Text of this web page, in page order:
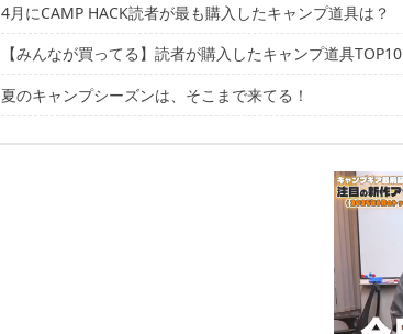
4月にCAMP HACK読者が最も購入したキャンプ道具は？
【みんなが買ってる】読者が購入したキャンプ道具TOP10
10位：トラスコ プロテクターツールケース XL
8位：シールライン ジップダッフル 40L
7位：ヒーロークリップ カラビナ型フックバックハンガー
夏のキャンプシーズンは、そこまで来てる！
直近三ヶ月の月間ランキングはこちら